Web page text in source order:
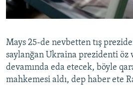
Українською
RFE/RS bütün saytları
Mays 25-de nevbetten tış
saylanğan Ukraina prezidenti öz
devamında eda etecek, böyle
mahkemesi aldı, dep haber ete